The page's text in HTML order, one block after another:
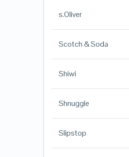
s.Oliver
Scotch & Soda
Shiwi
Shnuggle
Slipstop